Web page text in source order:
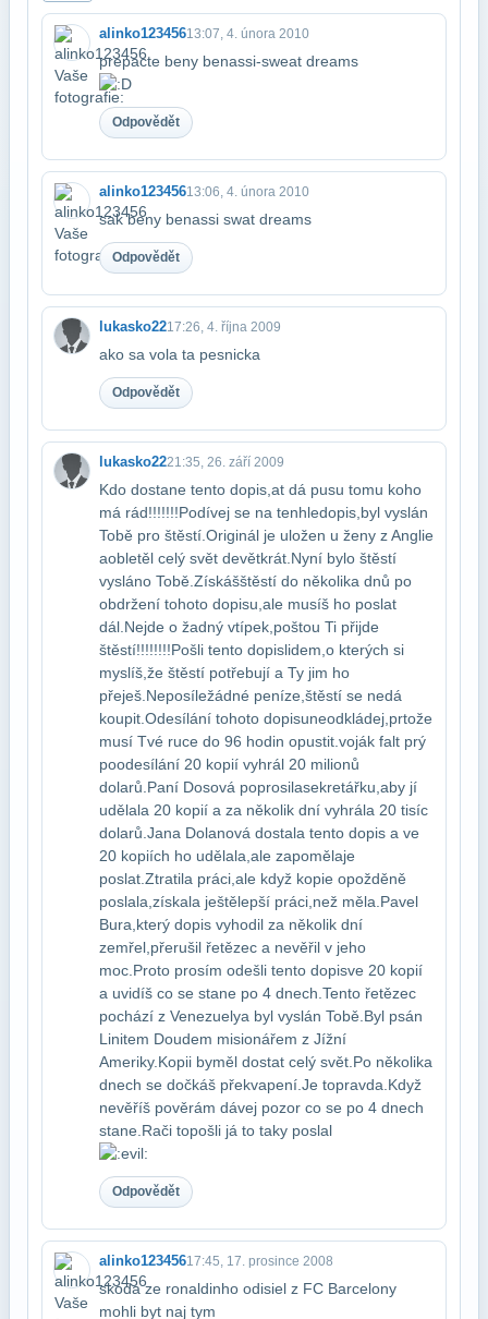
alinko12345613:07, 4. února 2010
prepacte beny benassi-sweat dreams
Odpovědět
alinko12345613:06, 4. února 2010
sak beny benassi swat dreams
Odpovědět
lukasko2217:26, 4. října 2009
ako sa vola ta pesnicka
Odpovědět
lukasko2221:35, 26. září 2009
Kdo dostane tento dopis,at dá pusu tomu koho
má rád!!!!!!!Podívej se na tenhle​dopis,byl vyslán
Tobě pro štěstí.Originál je uložen u ženy z Anglie
a​obletěl celý svět devětkrát.Nyní bylo štěstí
vysláno Tobě.Získáš​štěstí do několika dnů po
obdržení tohoto dopisu,ale musíš ho poslat​
dál.Nejde o žadný vtípek,poštou Ti přijde
štěstí!!!!!!!!Pošli tento dopis​lidem,o kterých si
myslíš,že štěstí potřebují a Ty jim ho
přeješ.Neposíle​žádné peníze,štěstí se nedá
koupit.Odesílání tohoto dopisu​neodkládej,prtože
musí Tvé ruce do 96 hodin opustit.voják falt prý
po​odesílání 20 kopií vyhrál 20 milionů
dolarů.Paní Dosová poprosila​sekretářku,aby jí
udělala 20 kopií a za několik dní vyhrála 20 tisíc​
dolarů.Jana Dolanová dostala tento dopis a ve
20 kopiích ho udělala,ale zapoměla​je
poslat.Ztratila práci,ale když kopie opožděně
poslala,získala ještě​lepší práci,než měla.Pavel
Bura,který dopis vyhodil za několik dní​
zemřel,přerušil řetězec a nevěřil v jeho
moc.Proto prosím odešli tento dopis​ve 20 kopií
a uvidíš co se stane po 4 dnech.Tento řetězec
pochází z Venezuely​a byl vyslán Tobě.Byl psán
Linitem Doudem misionářem z Jížní
Ameriky.Kopii by​měl dostat celý svět.Po několika
dnech se dočkáš překvapení.Je to​pravda.Když
nevěříš pověrám dávej pozor co se po 4 dnech
stane.Rači to​pošli já to taky poslal
Odpovědět
alinko12345617:45, 17. prosince 2008
skoda ze ronaldinho odisiel z FC Barcelony
mohli byt naj tym